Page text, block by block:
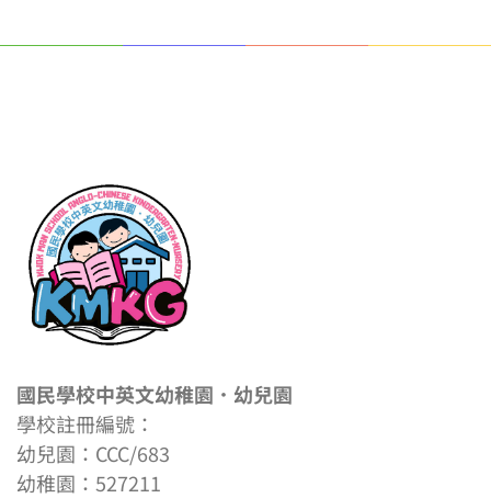
國民學校中英文幼稚園．幼兒園
學校註冊編號：
幼兒園：CCC/683
幼稚園：527211